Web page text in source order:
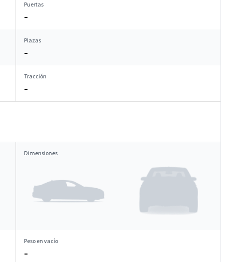
Puertas
–
Plazas
–
Tracción
–
Dimensiones
Peso en vacío
–